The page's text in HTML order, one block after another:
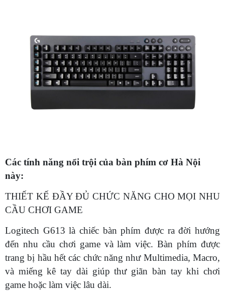
Các tính năng nổi trội của bàn phím cơ Hà Nội
này:
THIẾT KẾ ĐẦY ĐỦ CHỨC NĂNG CHO MỌI NHU
CẦU CHƠI GAME
Logitech G613 là chiếc bàn phím được ra đời hướng
đến nhu cầu chơi game và làm việc. Bàn phím được
trang bị hầu hết các chức năng như Multimedia, Macro,
và miếng kê tay dài giúp thư giãn bàn tay khi chơi
game hoặc làm việc lâu dài.